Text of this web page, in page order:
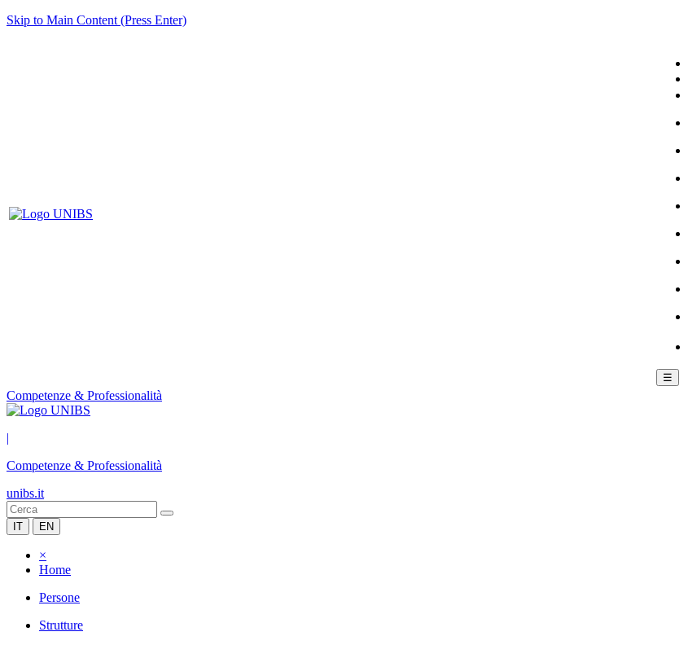
Skip to Main Content (Press Enter)
☰
Competenze & Professionalità
|
Competenze & Professionalità
unibs.it
IT EN
×
Home
Persone
Strutture